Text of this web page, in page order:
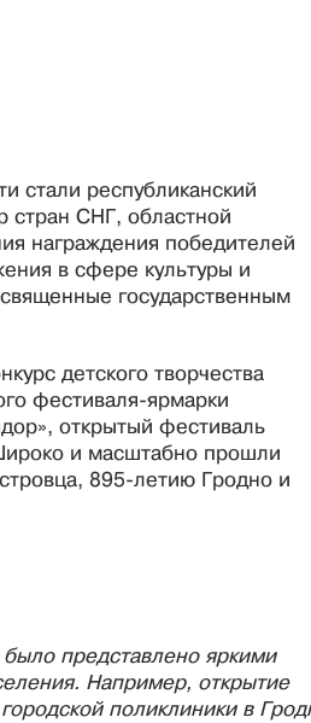
стали республиканский
стран СНГ, областной
награждения победителей
в сфере культуры и
государственным
детского творчества
фестиваля-ярмарки
открытый фестиваль
и масштабно прошли
895-летию Гродно и
представлено яркими
Например, открытие
поликлиники в